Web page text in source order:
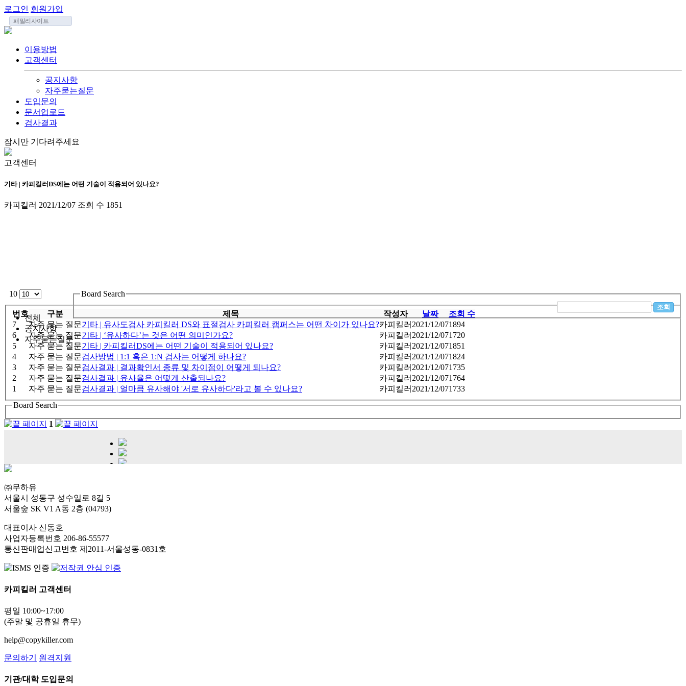
로그인 회원가입
패밀리사이트
이용방법
고객센터
공지사항
자주묻는질문
도입문의
문서업로드
검사결과
잠시만 기다려주세요
고객센터
기타 | 카피킬러DS에는 어떤 기술이 적용되어 있나요?
카피킬러 2021/12/07 조회 수 1851
10
전체
공지사항
자주묻는질문
Board Search
번호 구분 제목 작성자 날짜
조회 수
7
자주 묻는 질문기타 | 유사도검사 카피킬러 DS와 표절검사 카피킬러 캠퍼스는 어떤 차이가 있나요?카피킬러 2021/12/071894
6
자주 묻는 질문기타 | ‘유사하다’는 것은 어떤 의미인가요? 카피킬러 2021/12/071720
5
자주 묻는 질문기타 | 카피킬러DS에는 어떤 기술이 적용되어 있나요? 카피킬러 2021/12/071851
4
자주 묻는 질문검사방법 | 1:1 혹은 1:N 검사는 어떻게 하나요? 카피킬러 2021/12/071824
3
자주 묻는 질문검사결과 | 결과확인서 종류 및 차이점이 어떻게 되나요? 카피킬러 2021/12/071735
2
자주 묻는 질문검사결과 | 유사율은 어떻게 산출되나요? 카피킬러 2021/12/071764
1
자주 묻는 질문검사결과 | 얼마큼 유사해야 '서로 유사하다'라고 볼 수 있나요? 카피킬러 2021/12/071733
Board Search
1
㈜무하유
서울시 성동구 성수일로 8길 5
서울숲 SK V1 A동 2층 (04793)
대표이사 신동호
사업자등록번호 206-86-55577
통신판매업신고번호 제2011-서울성동-0831호
카피킬러 고객센터
평일 10:00~17:00
(주말 및 공휴일 휴무)
help@copykiller.com
문의하기 원격지원
기관/대학 도입문의